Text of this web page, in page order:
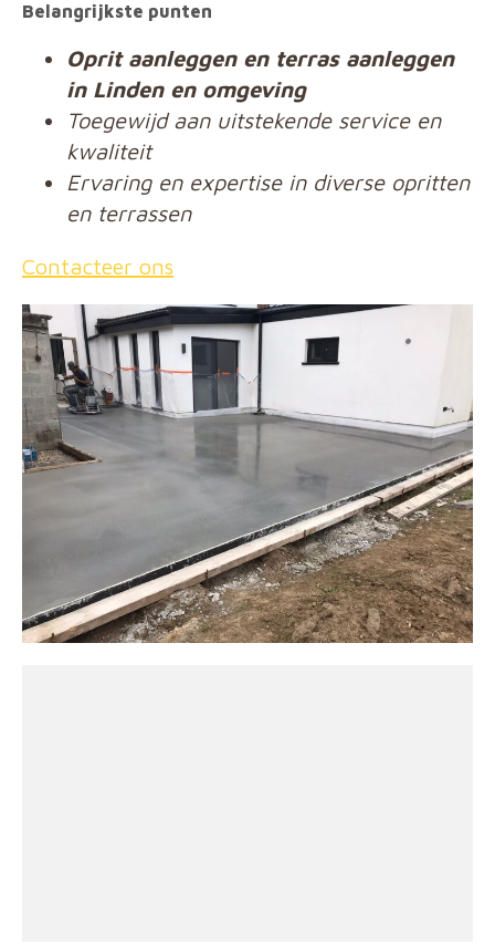
Belangrijkste punten
Oprit aanleggen en terras aanleggen
in Linden en omgeving
Toegewijd aan uitstekende service en
kwaliteit
Ervaring en expertise in diverse opritten
en terrassen
Contacteer ons